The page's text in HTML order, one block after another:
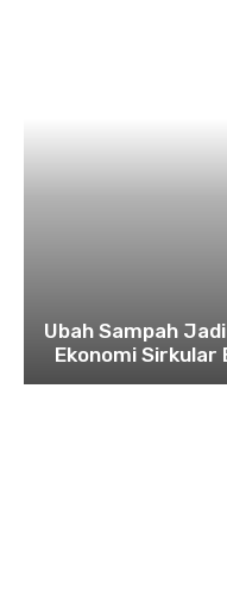
Ubah Sampah
Ekonomi Sirkular